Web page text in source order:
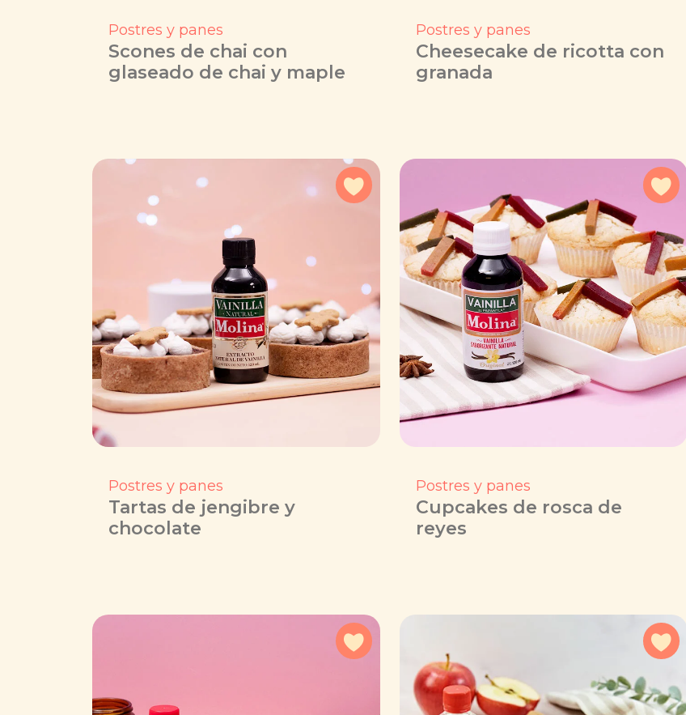
Postres y panes
Scones de chai con
glaseado de chai y maple
Postres y panes
Cheesecake de ricotta con
granada
Postres y panes
Tartas de jengibre y
chocolate
Postres y panes
Cupcakes de rosca de
reyes